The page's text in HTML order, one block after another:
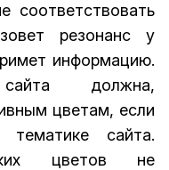
соответствовать
резонанс у
информацию.
должна,
цветам, если
сайта.
цветов не